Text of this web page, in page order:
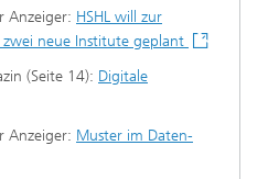
Anzeiger: HSHL will zur
neue Institute geplant
(Seite 14): Digitale
Anzeiger: Muster im Daten-